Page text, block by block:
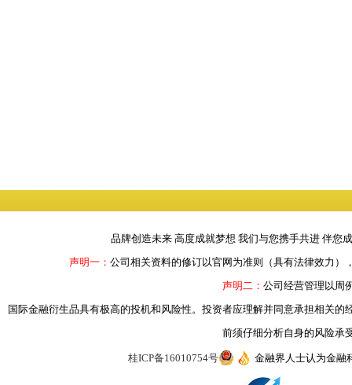
品牌创造未来 高度成就梦想 我们与您携手共进 伴您
声明一： 公司相关资料的修订以官网为准则（具有法律效力
声明二： 公司经营管理以周
国际金融衍生品具有极高的投机和风险性。投资者应理解并同意承担相关
前须仔细分析自身的风险承
桂ICP备16010754号 金融界人士认为金